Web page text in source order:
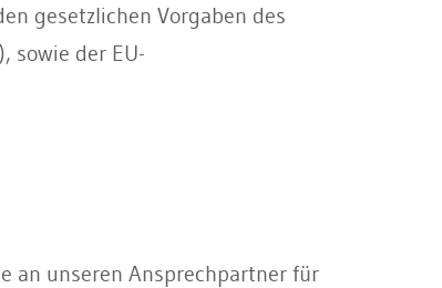
gesetzlichen Vorgaben des
sowie der EU-
an unseren Ansprechpartner für